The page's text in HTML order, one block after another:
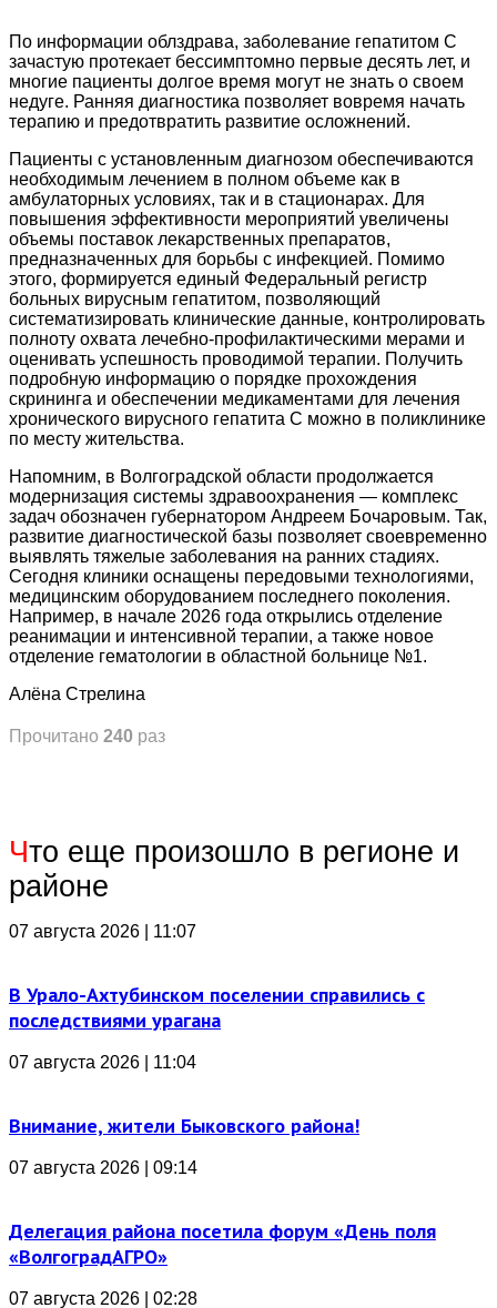
По информации облздрава, заболевание гепатитом С
зачастую протекает бессимптомно первые десять лет, и
многие пациенты долгое время могут не знать о своем
недуге. Ранняя диагностика позволяет вовремя начать
терапию и предотвратить развитие осложнений.
Пациенты с установленным диагнозом обеспечиваются
необходимым лечением в полном объеме как в
амбулаторных условиях, так и в стационарах. Для
повышения эффективности мероприятий увеличены
объемы поставок лекарственных препаратов,
предназначенных для борьбы с инфекцией. Помимо
этого, формируется единый Федеральный регистр
больных вирусным гепатитом, позволяющий
систематизировать клинические данные, контролировать
полноту охвата лечебно-профилактическими мерами и
оценивать успешность проводимой терапии. Получить
подробную информацию о порядке прохождения
скрининга и обеспечении медикаментами для лечения
хронического вирусного гепатита С можно в поликлинике
по месту жительства.
Напомним, в Волгоградской области продолжается
модернизация системы здравоохранения — комплекс
задач обозначен губернатором Андреем Бочаровым. Так,
развитие диагностической базы позволяет своевременно
выявлять тяжелые заболевания на ранних стадиях.
Сегодня клиники оснащены передовыми технологиями,
медицинским оборудованием последнего поколения.
Например, в начале 2026 года открылись отделение
реанимации и интенсивной терапии, а также новое
отделение гематологии в областной больнице №1.
Алёна Стрелина
Прочитано 240 раз
Что еще произошло в регионе и
районе
07 августа 2026 | 11:07
В Урало-Ахтубинском поселении справились с
последствиями урагана
07 августа 2026 | 11:04
Внимание, жители Быковского района!
07 августа 2026 | 09:14
Делегация района посетила форум «День поля
«ВолгоградАГРО»
07 августа 2026 | 02:28